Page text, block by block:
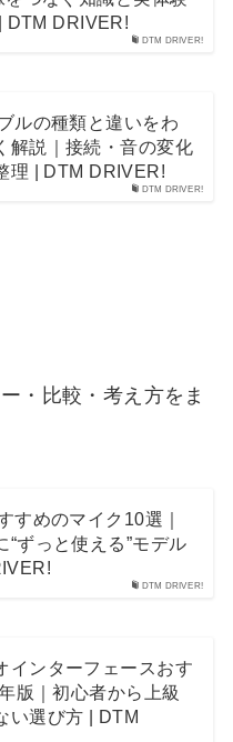
DTM DRIVER!
DTM DRIVER!
DTM DRIVER!
ルの種類と違いをわ
解説｜接続・音の変化
理 | DTM DRIVER!
・比較・考え方をま
DTM DRIVER!
すめのマイク10選｜
“ずっと使える”モデル
インターフェースおす
版｜初心者から上級
い選び方 | DTM